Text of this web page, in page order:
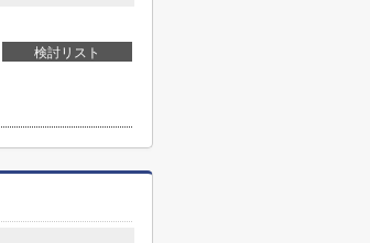
検討リスト